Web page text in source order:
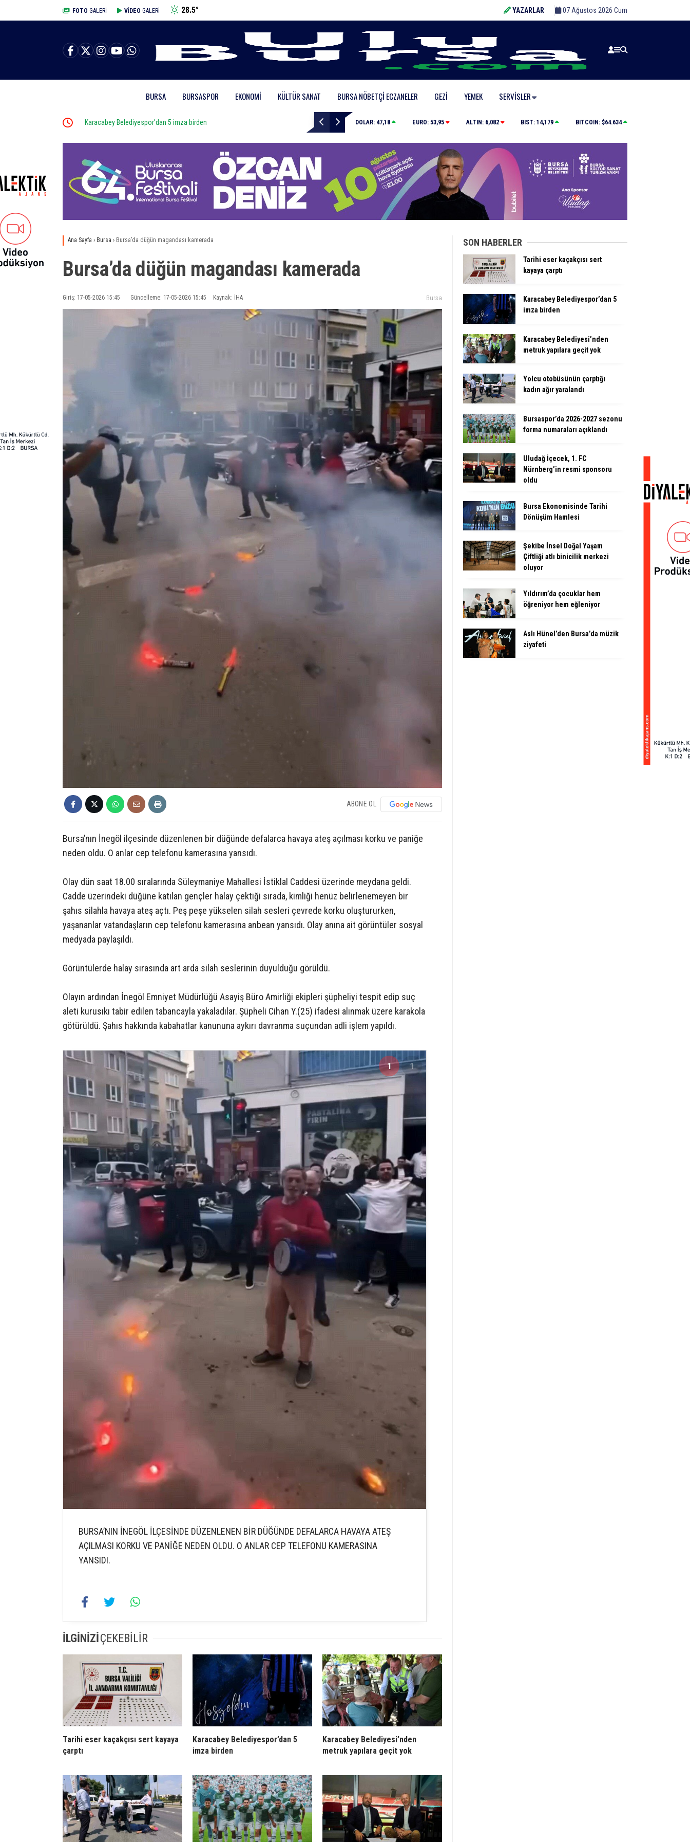
FOTO GALERİ VİDEO GALERİ 28.5° YAZARLAR 07 Ağustos 2026 Cum
BURSA BURSASPOR EKONOMI KÜLTÜR SANAT BURSA NÖBETÇI ECZANELER GEZI YEMEK SERVISLER
Karacabey Belediyespor’dan 5 imza birden Karacabey Belediyesi’nden metruk yapılara geçit yok Yolcu otobüsünün çarptığı kadın ağır yaralandı
DOLAR: 47,18 EURO: 53,95 ALTIN: 6,082 BIST: 14,179 BITCOIN: $64.634
Ana Sayfa › Bursa › Bursa’da düğün magandası kamerada
Bursa’da düğün magandası kamerada
Giriş: 17-05-2026 15:45 Güncelleme: 17-05-2026 15:45 Kaynak: İHA Bursa
ABONE OL
Bursa’nın İnegöl ilçesinde düzenlenen bir düğünde defalarca havaya ateş açılması korku ve paniğe
neden oldu. O anlar cep telefonu kamerasına yansıdı.
Olay dün saat 18.00 sıralarında Süleymaniye Mahallesi İstiklal Caddesi üzerinde meydana geldi.
Cadde üzerindeki düğüne katılan gençler halay çektiği sırada, kimliği henüz belirlenemeyen bir
şahıs silahla havaya ateş açtı. Peş peşe yükselen silah sesleri çevrede korku oluştururken,
yaşananlar vatandaşların cep telefonu kamerasına anbean yansıdı. Olay anına ait görüntüler sosyal
medyada paylaşıldı.
Görüntülerde halay sırasında art arda silah seslerinin duyulduğu görüldü.
Olayın ardından İnegöl Emniyet Müdürlüğü Asayiş Büro Amirliği ekipleri şüpheliyi tespit edip suç
aleti kurusıkı tabir edilen tabancayla yakaladılar. Şüpheli Cihan Y.(25) ifadesi alınmak üzere karakola
götürüldü. Şahıs hakkında kabahatlar kanununa aykırı davranma suçundan adli işlem yapıldı.
1 1
BURSA’NIN İNEGÖL İLÇESİNDE DÜZENLENEN BİR DÜĞÜNDE DEFALARCA HAVAYA ATEŞ
AÇILMASI KORKU VE PANİĞE NEDEN OLDU. O ANLAR CEP TELEFONU KAMERASINA
YANSIDI.
İLGİNİZİÇEKEBİLİR
Tarihi eser kaçakçısı sert kayaya
çarptı
Karacabey Belediyespor’dan 5
imza birden
Karacabey Belediyesi’nden
metruk yapılara geçit yok
SON HABERLER
Tarihi eser kaçakçısı sert
kayaya çarptı
Karacabey Belediyespor’dan 5
imza birden
Karacabey Belediyesi’nden
metruk yapılara geçit yok
Yolcu otobüsünün çarptığı
kadın ağır yaralandı
Bursaspor’da 2026-2027 sezonu
forma numaraları açıklandı
Uludağ İçecek, 1. FC
Nürnberg’in resmi sponsoru
oldu
Bursa Ekonomisinde Tarihi
Dönüşüm Hamlesi
Şekibe İnsel Doğal Yaşam
Çiftliği atlı binicilik merkezi
oluyor
Yıldırım’da çocuklar hem
öğreniyor hem eğleniyor
Aslı Hünel’den Bursa’da müzik
ziyafeti